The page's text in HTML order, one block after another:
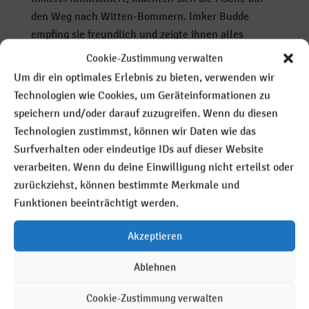
Cookie-Zustimmung verwalten
Um dir ein optimales Erlebnis zu bieten, verwenden wir
Technologien wie Cookies, um Geräteinformationen zu
speichern und/oder darauf zuzugreifen. Wenn du diesen
Technologien zustimmst, können wir Daten wie das
Surfverhalten oder eindeutige IDs auf dieser Website
verarbeiten. Wenn du deine Einwilligung nicht erteilst oder
zurückziehst, können bestimmte Merkmale und
Funktionen beeinträchtigt werden.
Akzeptieren
Ablehnen
Cookie-Zustimmung verwalten
den Weg nach Witten-Bommern. Imker Budde
empfing sie freundlich und zeigte ihnen alles
Wissenswerte – wie entstehen die Honigwaben?
Wie schleudert man den Honig? Wie schafft man es,
dabei nicht gestochen zu werden? Dies und noch
viel mehr lernten die motivierten Kinder. Und
natürlich durfte auch selbst geschleuderter Honig
probiert werden! Beim Elternnachmittag
verblüfften die Kinder ihre Familien dann mit ihrem
neugewonnenen Fachwissen!
Bienengedicht
war früh gesprosset in lieblichem Flor.
die müssen wohl beide füreinander sein.